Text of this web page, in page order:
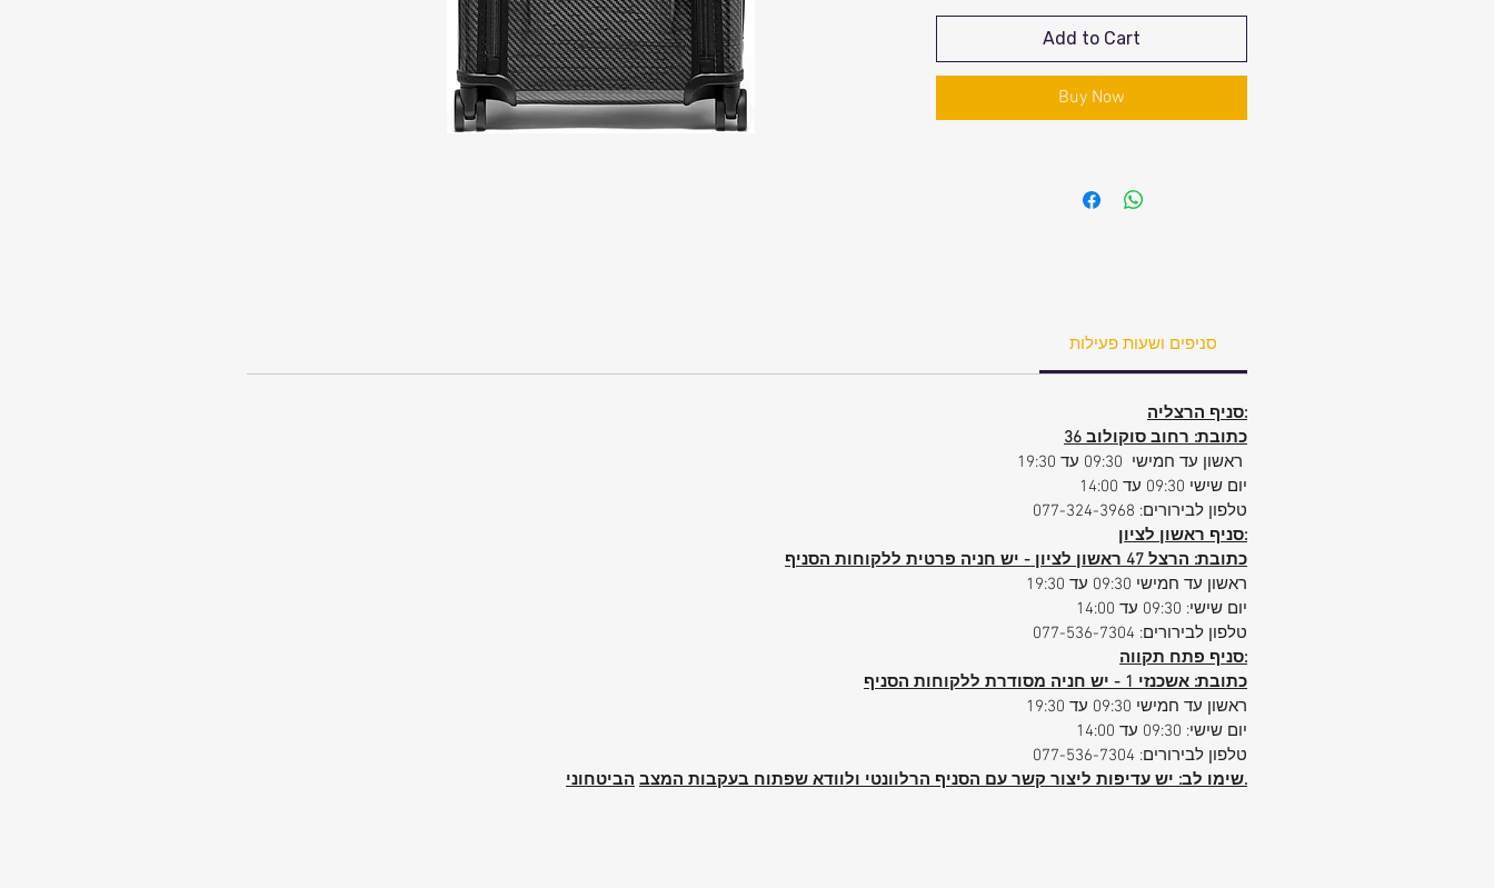
לסניף לביצוע הזמנה של דגמי טומי.
Add to Cart
Buy Now
סניפים ושעות פעילות
סניף הרצליה:
כתובת: רחוב סוקולוב 36
יום שישי 09:30 עד 14:00
טלפון לבירורים: 077-324-3968
סניף ראשון לציון:
כתובת: הרצל 47 ראשון לציון - יש חניה פרטית ללקוחות הסניף
ראשון עד חמישי 09:30 עד 19:30
יום שישי: 09:30 עד 14:00
טלפון לבירורים: 077-536-7304
סניף פתח תקווה:
כתובת: אשכנזי 1 - יש חניה מסודרת ללקוחות הסניף
ראשון עד חמישי 09:30 עד 19:30
יום שישי: 09:30 עד 14:00
טלפון לבירורים: 077-536-7304
שימו לב: יש עדיפות ליצור קשר עם הסניף הרלוונטי ולוודא שפתוח בעקבות המצבהביטחוני.